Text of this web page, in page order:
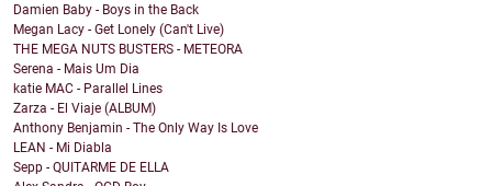
Damien Baby - Boys in the Back
Megan Lacy - Get Lonely (Can't Live)
THE MEGA NUTS BUSTERS - METEORA
Serena - Mais Um Dia
katie MAC - Parallel Lines
Zarza - El Viaje (ALBUM)
Anthony Benjamin - The Only Way Is Love
LEAN - Mi Diabla
Sepp - QUITARME DE ELLA